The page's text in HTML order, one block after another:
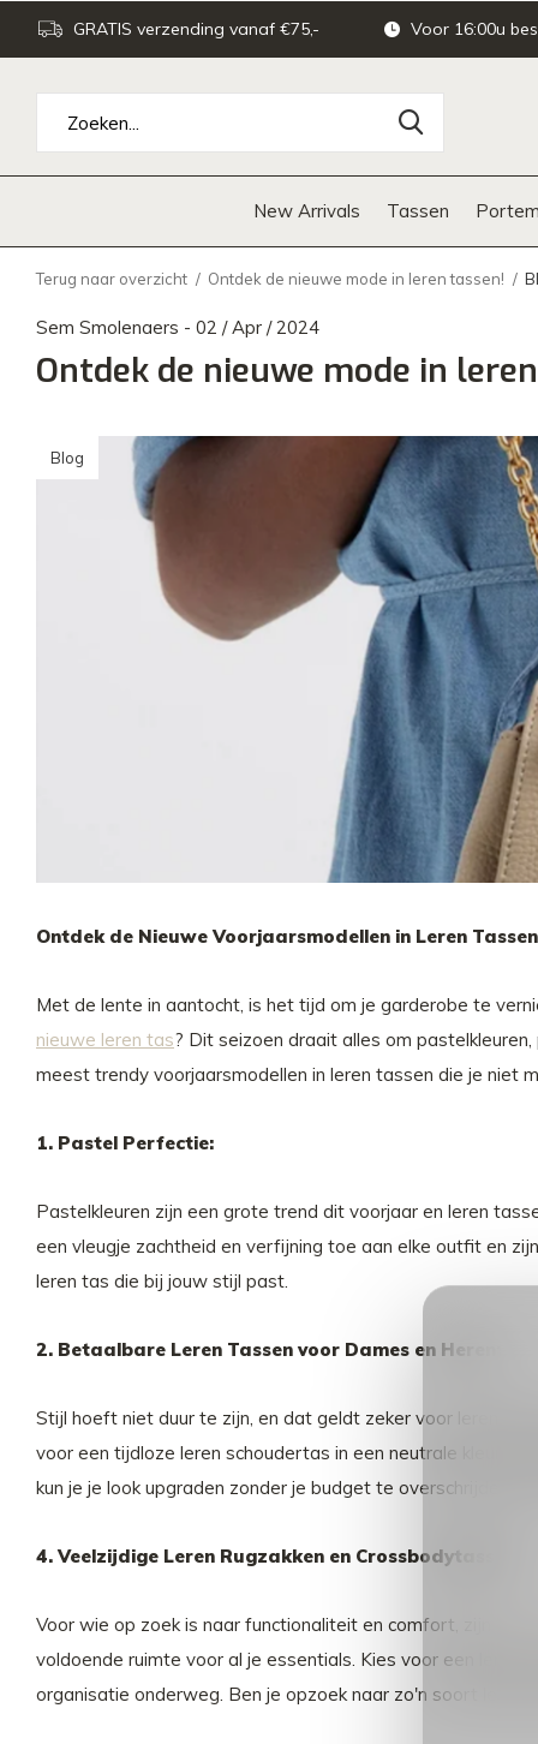
New Arrivals Tassen
GRATIS verzending vanaf €75,- Voor 16:00u
Terug naar overzicht Ontdek de nieuwe mode in leren tassen!
Sem Smolenaers - 02 / Apr / 2024
Ontdek de nieuwe mode in
Blog
Ontdek de Nieuwe Voorjaarsmodellen in Leren
Met de lente in aantocht, is het tijd om je garderobe te
nieuwe leren tas? Dit seizoen draait alles om
meest trendy voorjaarsmodellen in leren tassen die je niet
1. Pastel Perfectie:
Pastelkleuren zijn een grote trend dit voorjaar en leren
een vleugje zachtheid en verfijning toe aan elke outfit en
leren tas die bij jouw stijl past.
2. Betaalbare Leren Tassen voor Dames en Heren:
Stijl hoeft niet duur te zijn, en dat geldt zeker voor leren
voor een tijdloze leren schoudertas in een neutrale kleur
kun je je look upgraden zonder je budget te overschrijden.
4. Veelzijdige Leren Rugzakken en Crossbodytassen:
Voor wie op zoek is naar functionaliteit en comfort, zijn
voldoende ruimte voor al je essentials. Kies voor een
organisatie onderweg. Ben je opzoek naar zo'n soort leren